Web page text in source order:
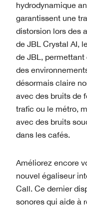
hydrodynamique
garantissent une
distorsion lors des
de JBL Crystal AI,
de JBL, permettant
des
désormais claire
avec des bruits de
trafic ou le métro,
avec des bruits
dans les cafés.
Améliorez encore
nouvel égaliseur
Call. Ce dernier
sonores qui aide à